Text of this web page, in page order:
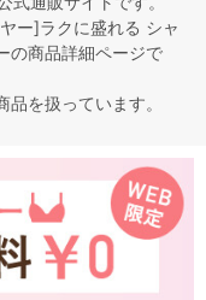
ー]ラクに盛れる シャ
の商品詳細ページで
品を扱っています。